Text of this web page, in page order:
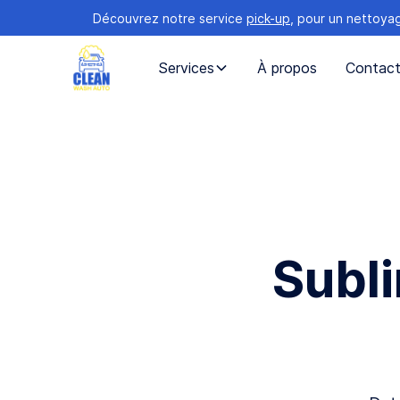
Découvrez notre service pick-up , pour un
Services À propos